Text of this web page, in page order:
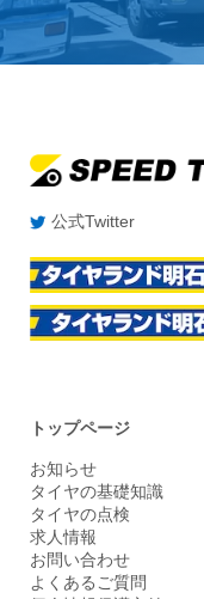
公式Twitter
トップページ
お知らせ
タイヤの基礎知識
タイヤの点検
求人情報
お問い合わせ
よくあるご質問